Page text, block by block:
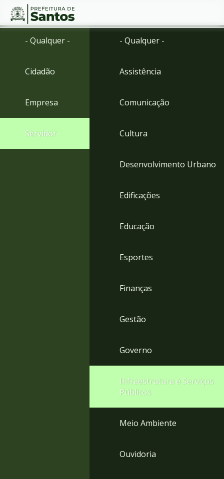
Ir
menu
para
Conteúdo
- Qualquer -
Cidadão
Empresa
Servidor
- Qualquer -
Assistência
Comunicação
Cultura
Desenvolvimento Urbano
Edificações
Educação
Esportes
Finanças
Gestão
Governo
Infraestrutura e Serviços
Públicos
Meio Ambiente
Ouvidoria